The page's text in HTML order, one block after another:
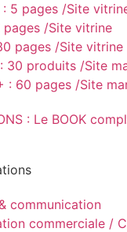
: 5 pages /Site
pages /Site vitrine
pages /Site vitrine
: 30 produits /Site
: 60 pages /Site
: Le BOOK
communication
commerciale /